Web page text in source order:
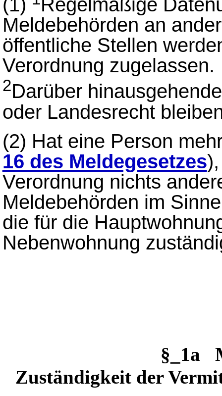
(1)
Regelmäßige
Meldebehörden an
öffentliche Stellen
Verordnung zugelassen.
2Darüber
oder Landesrecht
(2) Hat eine Person
16 des Meldegesetzes
Verordnung nichts
Meldebehörden im
die für die
Nebenwohnung
§_1a
Zuständigkeit der